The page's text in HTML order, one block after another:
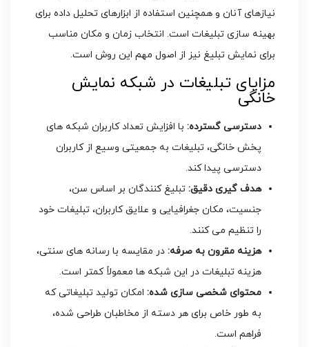
نیازهای آنان و همچنین استفاده از ابزارهای تحلیل داده برای
بهینه ‌سازی تبلیغات است. انتخاب زمان و مکان مناسب
برای نمایش تبلیغ نیز از اصول مهم این روش است.
مزایای تبلیغات در شبکه نمایش
خانگی
دسترسی گسترده: با افزایش تعداد کاربران شبکه ‌های
پخش خانگی، تبلیغات به جمعیتی وسیع از کاربران
دسترسی پیدا کند.
هدف ‌گیری دقیق: تبلیغ‌ کنندگان بر اساس سن،
جنسیت، مکان جغرافیایی و علایق کاربران، تبلیغات خود
را تنظیم می کنند.
هزینه مقرون ‌به ‌صرفه: در مقایسه با رسانه ‌های سنتی،
هزینه تبلیغات در این شبکه ‌ها معمولاً کمتر است.
محتوای شخصی‌ سازی شده: امکان تولید تبلیغاتی که
به طور خاص برای هر دسته از مخاطبان طراحی شده،
فراهم است.